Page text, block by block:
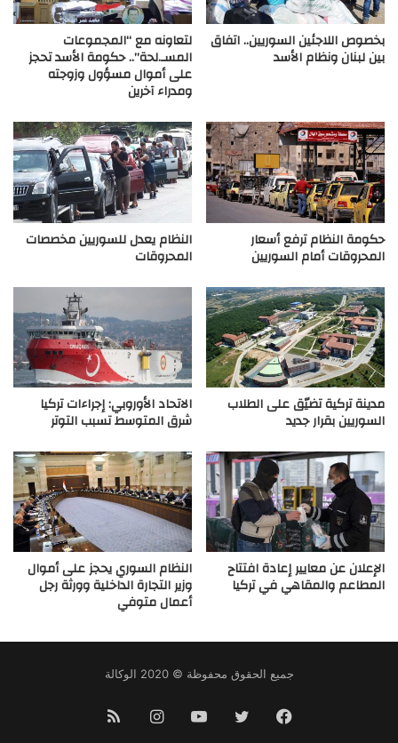
بخصوص اللاجئين السوريين.. اتفاق
بين لبنان ونظام الأسد
لتعاونه مع “المجموعات
المسـ.لحة”.. حكومة الأسد تحجز
على أموال مسؤول وزوجته
ومدراء آخرين
حكومة النظام ترفع أسعار
المحروقات أمام السوريين
النظام يعدل للسوريين مخصصات
المحروقات
مدينة تركية تضيّق على الطلاب
السوريين بقرار جديد
الاتحاد الأوروبي: إجراءات تركيا
شرق المتوسط تسبب التوتر
الإعلان عن معايير إعادة افتتاح
المطاعم والمقاهي في تركيا
النظام السوري يحجز على أموال
وزير التجارة الداخلية وورثة رجل
أعمال متوفي
جميع الحقوق محفوظة © 2020 الوكالة
فيسبوك تويتر يوتيوب انستقرام